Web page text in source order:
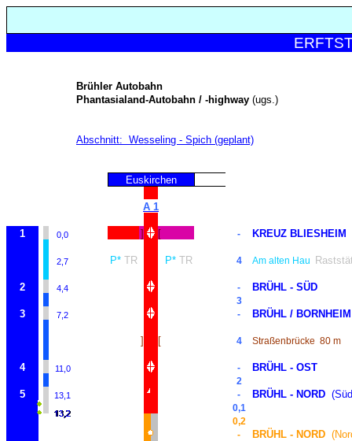
Brühler Autobahn
Phantasialand-Autobahn / -highway (ugs.)
Abschnitt: Wesseling - Spich (geplant)
Euskirchen
A 1
1 0,0 ] [ - KREUZ BLIESHEIM
2,7 P* TR P* TR 4 Am alten Hau
2 4,4 - BRÜHL - SÜD
3
3 7,2 - BRÜHL / BORNHEIM
] [ 4 Straßenbrücke 80 m
4 11,0 - BRÜHL - OST
2
5 13,1 - BRÜHL - NORD
0,1
0,2
-
BRÜHL - NORD